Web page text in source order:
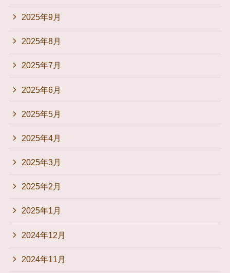
2025年9月
2025年8月
2025年7月
2025年6月
2025年5月
2025年4月
2025年3月
2025年2月
2025年1月
2024年12月
2024年11月